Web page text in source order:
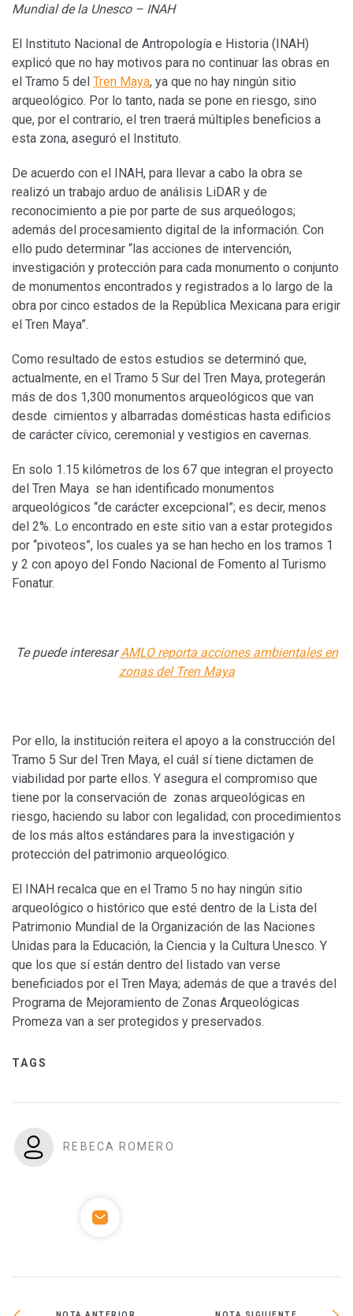
Mundial de la Unesco – INAH
El Instituto Nacional de Antropología e Historia (INAH)
explicó que no hay motivos para no continuar las obras en
el Tramo 5 del Tren Maya, ya que no hay ningún sitio
arqueológico. Por lo tanto, nada se pone en riesgo, sino
que, por el contrario, el tren traerá múltiples beneficios a
esta zona, aseguró el Instituto.
De acuerdo con el INAH, para llevar a cabo la obra se
realizó un trabajo arduo de análisis LiDAR y de
reconocimiento a pie por parte de sus arqueólogos;
además del procesamiento digital de la información. Con
ello pudo determinar “las acciones de intervención,
investigación y protección para cada monumento o conjunto
de monumentos encontrados y registrados a lo largo de la
obra por cinco estados de la República Mexicana para erigir
el Tren Maya”.
Como resultado de estos estudios se determinó que,
actualmente, en el Tramo 5 Sur del Tren Maya, protegerán
más de dos 1,300 monumentos arqueológicos que van
desde cimientos y albarradas domésticas hasta edificios
de carácter cívico, ceremonial y vestigios en cavernas.
En solo 1.15 kilómetros de los 67 que integran el proyecto
del Tren Maya se han identificado monumentos
arqueológicos “de carácter excepcional”; es decir, menos
del 2%. Lo encontrado en este sitio van a estar protegidos
por “pivoteos”, los cuales ya se han hecho en los tramos 1
y 2 con apoyo del Fondo Nacional de Fomento al Turismo
Fonatur.
Te puede interesarAMLO reporta acciones ambientales en
zonas del Tren Maya
Por ello, la institución reitera el apoyo a la construcción del
Tramo 5 Sur del Tren Maya, el cuál sí tiene dictamen de
viabilidad por parte ellos. Y asegura el compromiso que
tiene por la conservación de zonas arqueológicas en
riesgo, haciendo su labor con legalidad; con procedimientos
de los más altos estándares para la investigación y
protección del patrimonio arqueológico.
El INAH recalca que en el Tramo 5 no hay ningún sitio
arqueológico o histórico que esté dentro de la Lista del
Patrimonio Mundial de la Organización de las Naciones
Unidas para la Educación, la Ciencia y la Cultura Unesco. Y
que los que sí están dentro del listado van verse
beneficiados por el Tren Maya; además de que a través del
Programa de Mejoramiento de Zonas Arqueológicas
Promeza van a ser protegidos y preservados.
TAGS
REBECA ROMERO